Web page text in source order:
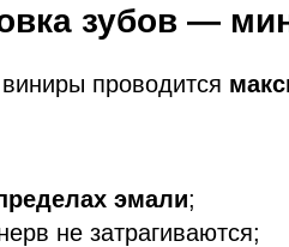
зубов —
проводится
эмали;
не затрагиваются;